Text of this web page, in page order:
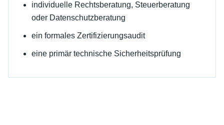
individuelle Rechtsberatung, Steuerberatung
oder Datenschutzberatung
ein formales Zertifizierungsaudit
eine primär technische Sicherheitsprüfung